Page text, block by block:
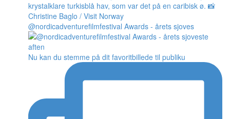
@nordicadventurefilmfestival Awards - årets sjoves
Nu kan du stemme på dit favoritbillede til publiku